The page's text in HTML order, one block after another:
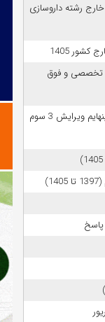
رشته داروسازی
1405
تخصصی و فوق
کتاب و حل المسائل پردازش سیگنالهای زمان گسسته اپنهایم ویرایش 3 سوم